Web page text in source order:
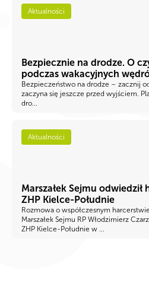
Aktualności
Bezpiecznie na drodze. O
podczas wakacyjnych
Bezpieczeństwo na drodze – zacznij
zaczyna się jeszcze przed wyjściem.
dro...
Aktualności
Marszałek Sejmu
ZHP Kielce-Południe
Rozmowa o współczesnym
Marszałek Sejmu RP Włodzimierz
ZHP Kielce-Południe w ...